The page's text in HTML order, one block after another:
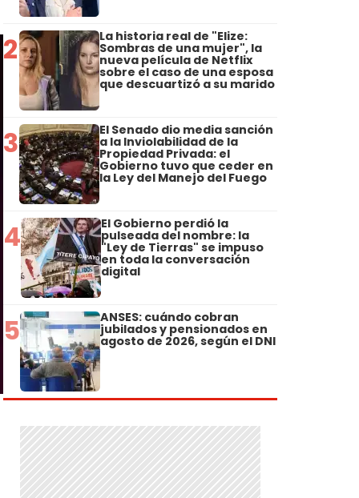
2 La historia real de "Elize:
Sombras de una mujer", la
nueva película de Netflix
sobre el caso de una esposa
que descuartizó a su marido
3 El Senado dio media sanción
a la Inviolabilidad de la
Propiedad Privada: el
Gobierno tuvo que ceder en
la Ley del Manejo del Fuego
4 El Gobierno perdió la
pulseada del nombre: la
"Ley de Tierras" se impuso
en toda la conversación
digital
5 ANSES: cuándo cobran
jubilados y pensionados en
agosto de 2026, según el DNI